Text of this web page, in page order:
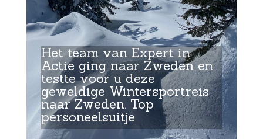
Het team van Expert in
Actie ging naar Zweden en
testte voor u deze
geweldige Wintersportreis
naar Zweden. Top
personeelsuitje